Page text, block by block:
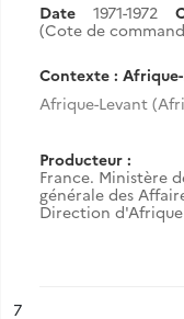
Date 1971-1972
(Cote de
Contexte :
Afrique-Levant
Producteur :
France. Ministère
générale des
Direction
n°
7